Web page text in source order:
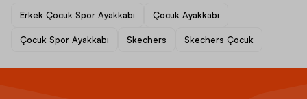
Erkek Çocuk Spor Ayakkabı Çocuk Ayakkabı
Çocuk Spor Ayakkabı Skechers Skechers Çocuk